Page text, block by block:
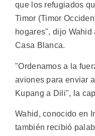
que los refugiados
Timor (Timor
hogares", dijo
Casa Blanca.
"Ordenamos a la
aviones para enviar
Kupang a Dili", la
Wahid, conocido en
también recibió